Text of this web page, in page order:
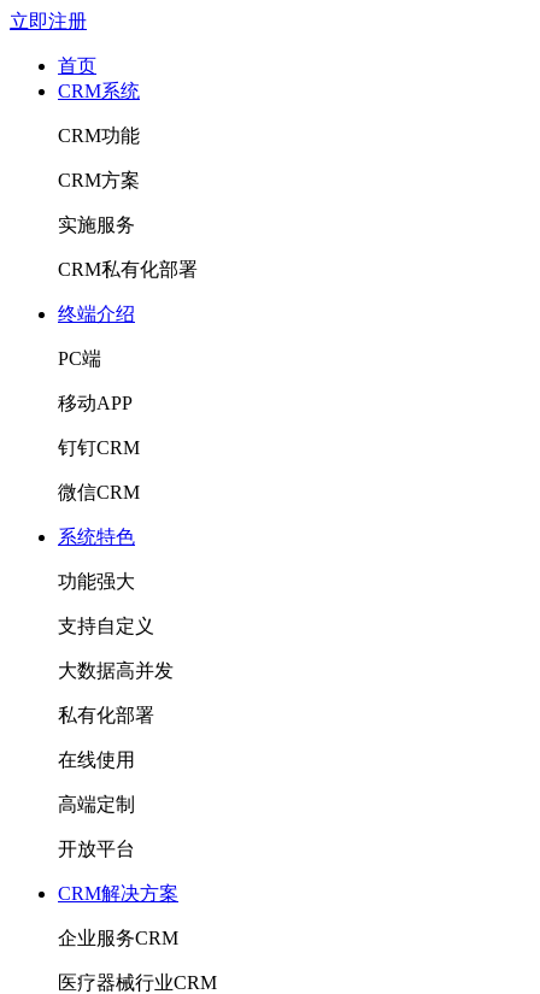
立即注册
首页
CRM系统
CRM功能
CRM方案
实施服务
CRM私有化部署
终端介绍
PC端
移动APP
钉钉CRM
微信CRM
系统特色
功能强大
支持自定义
大数据高并发
私有化部署
在线使用
高端定制
开放平台
CRM解决方案
企业服务CRM
医疗器械行业CRM